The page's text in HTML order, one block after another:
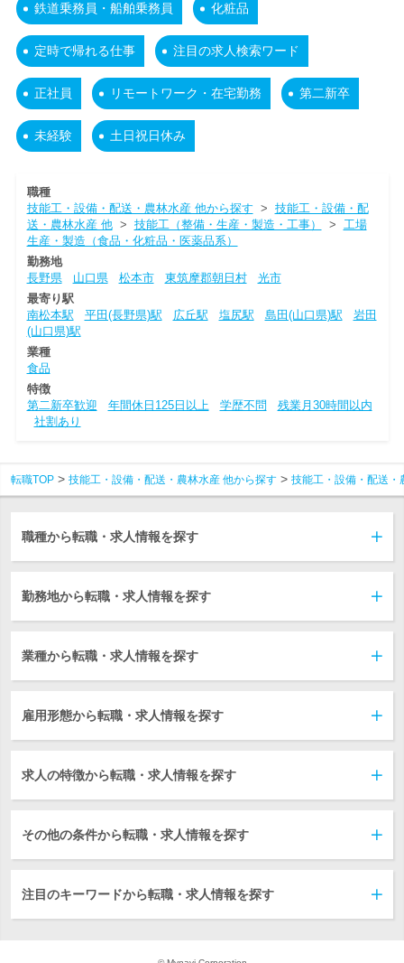
鉄道乗務員・船舶乗務員 化粧品
定時で帰れる仕事 注目の求人検索ワード
正社員 リモートワーク・在宅勤務 第二新卒
未経験 土日祝日休み
職種
技能工・設備・配送・農林水産 他から探す > 技能工・設備・配
送・農林水産 他> 技能工（整備・生産・製造・工事） > 工場
生産・製造（食品・化粧品・医薬品系）
勤務地
長野県
山口県 松本市 東筑摩郡朝日村
光市
最寄り駅
南松本駅
平田(長野県)駅 広丘駅 塩尻駅 島田(山口県)駅
岩田
(山口県)駅
業種
食品
特徴
第二新卒歓迎
年間休日125日以上 学歴不問
残業月30時間以内
社割あり
転職TOP 技能工・設備・配送・農林水産 他から探す 技能工・設備・配送・
職種から転職・求人情報を探す
勤務地から転職・求人情報を探す
業種から転職・求人情報を探す
雇用形態から転職・求人情報を探す
求人の特徴から転職・求人情報を探す
その他の条件から転職・求人情報を探す
注目のキーワードから転職・求人情報を探す